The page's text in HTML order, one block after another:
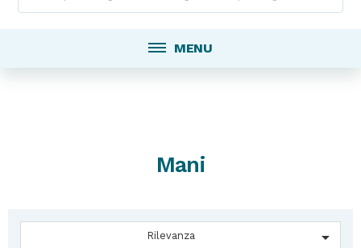
MENU
Mani
Rilevanza 